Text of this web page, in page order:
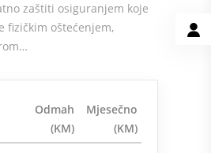
zaštiti osiguranjem koje
fizičkim oštećenjem,
Odmah
(KM)
Mjesečno
(KM)